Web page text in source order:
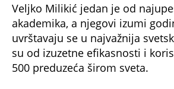
Veljko Milikić jedan je od
akademika, a njegovi izumi
uvrštavaju se u najvažnija
su od izuzetne efikasnosti i
500 preduzeća širom sveta.